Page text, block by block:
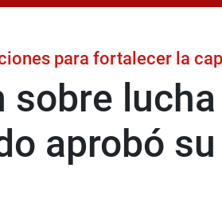
para fortalecer la
sobre
aprobó